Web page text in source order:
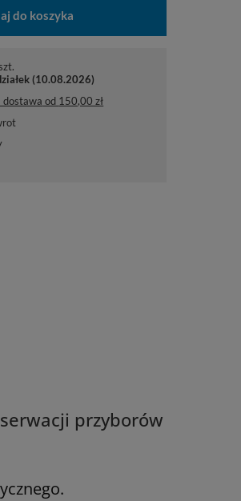
do koszyka
(10.08.2026)
dostawa od 150,00 zł
przyborów